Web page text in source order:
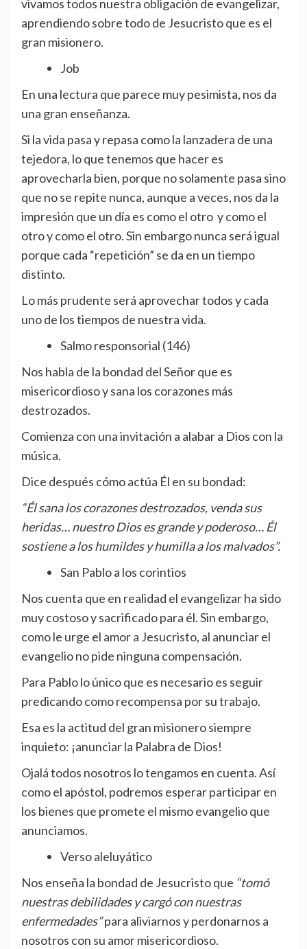
vivamos todos nuestra obligación de evangelizar,
aprendiendo sobre todo de Jesucristo que es el
gran misionero.
Job
En una lectura que parece muy pesimista, nos da
una gran enseñanza.
Si la vida pasa y repasa como la lanzadera de una
tejedora, lo que tenemos que hacer es
aprovecharla bien, porque no solamente pasa sino
que no se repite nunca, aunque a veces, nos da la
impresión que un día es como el otro y como el
otro y como el otro. Sin embargo nunca será igual
porque cada “repetición” se da en un tiempo
distinto.
Lo más prudente será aprovechar todos y cada
uno de los tiempos de nuestra vida.
Salmo responsorial (146)
Nos habla de la bondad del Señor que es
misericordioso y sana los corazones más
destrozados.
Comienza con una invitación a alabar a Dios con la
música.
Dice después cómo actúa Él en su bondad:
“Él sana los corazones destrozados, venda sus
heridas… nuestro Dios es grande y poderoso… Él
sostiene a los humildes y humilla a los malvados”.
San Pablo a los corintios
Nos cuenta que en realidad el evangelizar ha sido
muy costoso y sacrificado para él. Sin embargo,
como le urge el amor a Jesucristo, al anunciar el
evangelio no pide ninguna compensación.
Para Pablo lo único que es necesario es seguir
predicando como recompensa por su trabajo.
Esa es la actitud del gran misionero siempre
inquieto: ¡anunciar la Palabra de Dios!
Ojalá todos nosotros lo tengamos en cuenta. Así
como el apóstol, podremos esperar participar en
los bienes que promete el mismo evangelio que
anunciamos.
Verso aleluyático
Nos enseña la bondad de Jesucristo que “tomó
nuestras debilidades y cargó con nuestras
enfermedades”para aliviarnos y perdonarnos a
nosotros con su amor misericordioso.